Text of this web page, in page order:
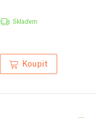
Skladem
Koupit